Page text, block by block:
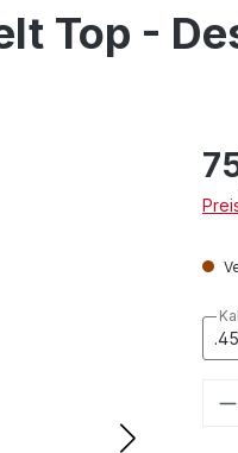
Top -